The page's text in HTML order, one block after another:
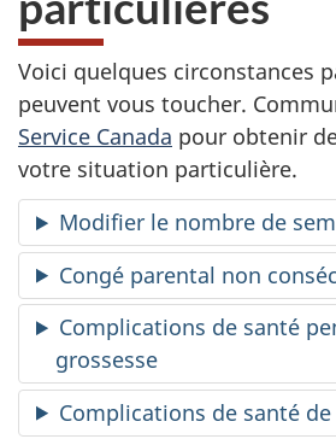
m
a
t
e
r
n
Voici quelques circonstances
peuvent vous toucher.
Service Canada pour obtenir
votre situation particulière.
Modifier le nombre de
Congé parental non
Complications de santé
grossesse
Complications de santé